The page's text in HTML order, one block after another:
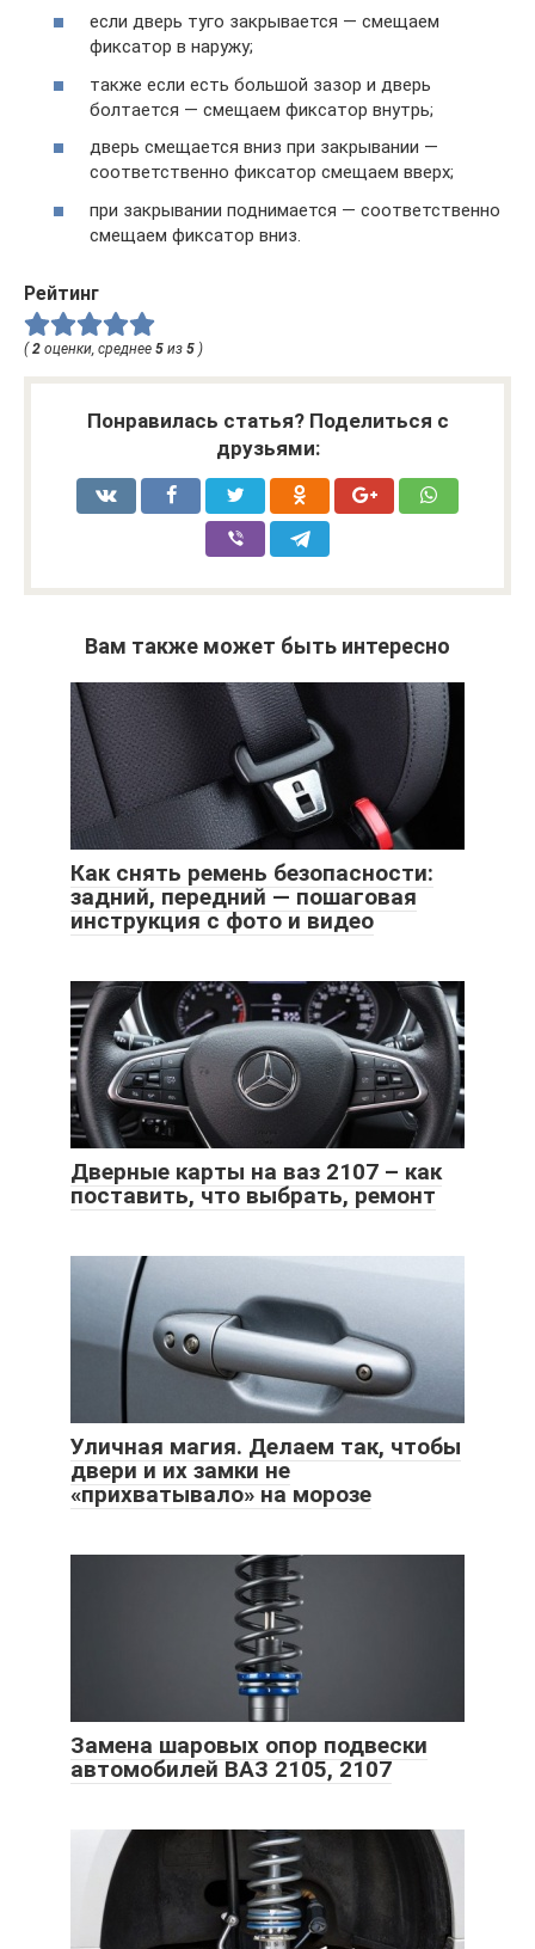
если дверь туго закрывается — смещаем
фиксатор в наружу;
также если есть большой зазор и дверь
болтается — смещаем фиксатор внутрь;
дверь смещается вниз при закрывании —
соответственно фиксатор смещаем вверх;
при закрывании поднимается — соответственно
смещаем фиксатор вниз.
Рейтинг
( 2 оценки, среднее 5 из 5 )
Понравилась статья? Поделиться с
друзьями:
Вам также может быть интересно
Как снять ремень безопасности:
задний, передний — пошаговая
инструкция с фото и видео
Дверные карты на ваз 2107 – как
поставить, что выбрать, ремонт
Уличная магия. Делаем так, чтобы
двери и их замки не
«прихватывало» на морозе
Замена шаровых опор подвески
автомобилей ВАЗ 2105, 2107